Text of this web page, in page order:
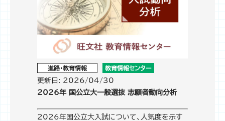
進路・教育情報 教育情報センター
更新日: 2026/04/30
2026年 国公立大一般選抜 志願者動向分析
2026年国公立大入試について、人気度を示す